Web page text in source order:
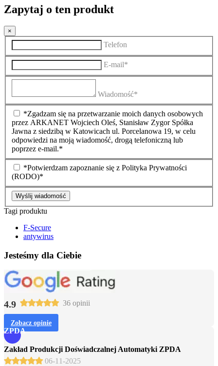
Zapytaj o ten produkt
×
Telefon
E-mail*
Wiadomość*
*Zgadzam się na przetwarzanie moich danych osobowych
przez ARKANET Wojciech Oleś, Stanisław Zygor Spółka
Jawna z siedzibą w Katowicach ul. Porcelanowa 19, w celu
odpowiedzi na moją wiadomość, drogą telefoniczną lub
poprzez e-mail.*
*Potwierdzam zapoznanie się z Polityka Prywatności
(RODO)*
Wyślij wiadomość
Tagi produktu
F-Secure
antywirus
Jesteśmy dla Ciebie
4.9 36 opinii
Zobacz opinie
ZPDA
Zakład Produkcji Doświadczalnej Automatyki ZPDA
06-11-2025